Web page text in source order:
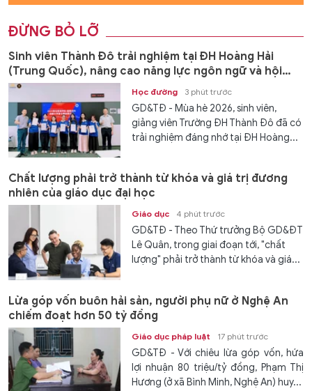
ĐỪNG BỎ LỠ
Sinh viên Thành Đô trải nghiệm tại ĐH Hoàng Hải
(Trung Quốc), nâng cao năng lực ngôn ngữ và hội
nhập
Học đường 3 phút trước
GD&TĐ - Mùa hè 2026, sinh viên,
giảng viên Trường ĐH Thành Đô đã có
trải nghiệm đáng nhớ tại ĐH Hoàng...
Chất lượng phải trở thành từ khóa và giá trị đương
nhiên của giáo dục đại học
Giáo dục 4 phút trước
GD&TĐ - Theo Thứ trưởng Bộ GD&ĐT
Lê Quân, trong giai đoạn tới, "chất
lượng" phải trở thành từ khóa và giá...
Lừa góp vốn buôn hải sản, người phụ nữ ở Nghệ An
chiếm đoạt hơn 50 tỷ đồng
Giáo dục pháp luật 17 phút trước
GD&TĐ - Với chiêu lừa góp vốn, hứa
lợi nhuận 80 triệu/tỷ đồng, Phạm Thị
Hương (ở xã Bình Minh, Nghệ An) huy...